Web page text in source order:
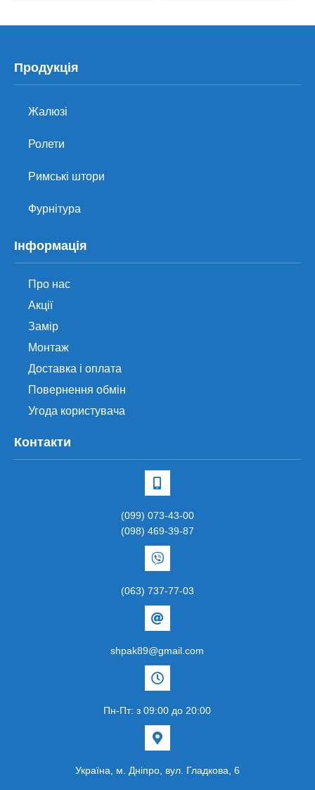
Продукція
Жалюзі
Ролети
Римські штори
Фурнітура
Інформація
Про нас
Акції
Замір
Монтаж
Доставка і оплата
Повернення обмін
Угода користувача
Контакти
(099) 073-43-00
(098) 469-39-87
(063) 737-77-03
shpak89@gmail.com
Пн-Пт: з 09:00 до 20:00
Українa, м. Дніпро, вул. Гладкова, 6